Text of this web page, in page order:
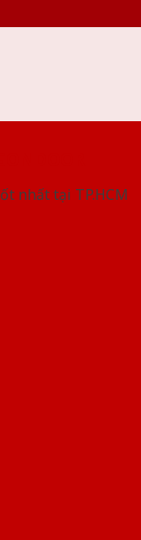
nhất tại TP.HCM